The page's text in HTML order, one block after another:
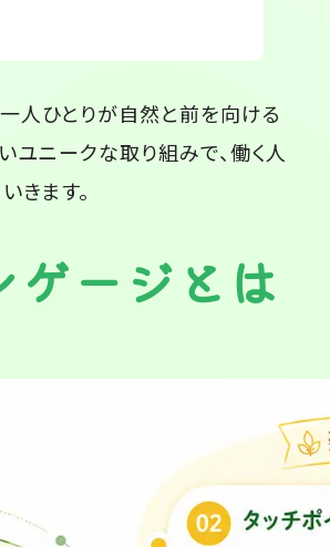
人ひとりが自然と前を向ける
ユニークな取り組みで、働く人
きます。
ゲージとは